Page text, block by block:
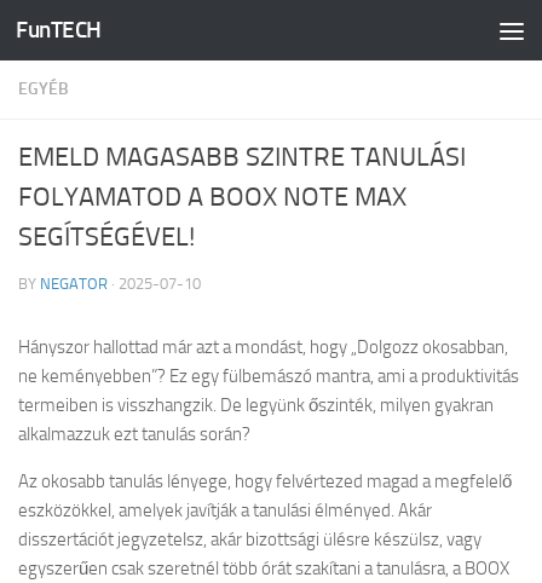
Skip to content
FunTECH
EGYÉB
EMELD MAGASABB SZINTRE TANULÁSI
FOLYAMATOD A BOOX NOTE MAX
SEGÍTSÉGÉVEL!
BY NEGATOR · 2025-07-10
Hányszor hallottad már azt a mondást, hogy „Dolgozz okosabban,
ne keményebben”? Ez egy fülbemászó mantra, ami a produktivitás
termeiben is visszhangzik. De legyünk őszinték, milyen gyakran
alkalmazzuk ezt tanulás során?
Az okosabb tanulás lényege, hogy felvértezed magad a megfelelő
eszközökkel, amelyek javítják a tanulási élményed. Akár
disszertációt jegyzetelsz, akár bizottsági ülésre készülsz, vagy
egyszerűen csak szeretnél több órát szakítani a tanulásra, a BOOX